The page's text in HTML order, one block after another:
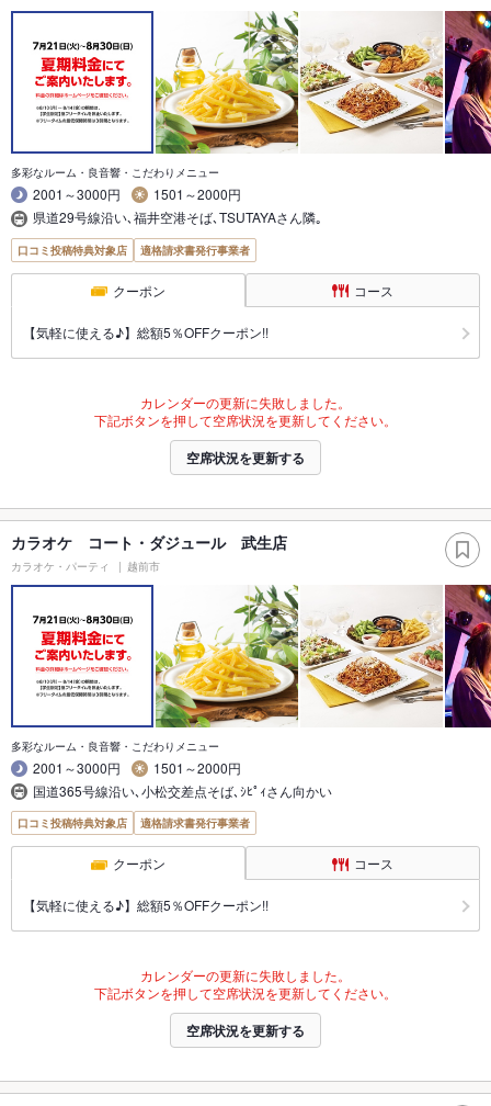
多彩なルーム・良音響・こだわりメニュー
2001～3000円
1501～2000円
県道29号線沿い､福井空港そば､TSUTAYAさん隣｡
口コミ投稿特典対象店 適格請求書発行事業者
クーポン コース
【気軽に使える♪】総額5％OFFクーポン!!
カレンダーの更新に失敗しました。
下記ボタンを押して空席状況を更新してください。
空席状況を更新する
カラオケ コート・ダジュール 武生店
カラオケ・パーティ 越前市
多彩なルーム・良音響・こだわりメニュー
2001～3000円
1501～2000円
国道365号線沿い､小松交差点そば､ｼﾋﾟｨさん向かい
口コミ投稿特典対象店 適格請求書発行事業者
クーポン コース
【気軽に使える♪】総額5％OFFクーポン!!
カレンダーの更新に失敗しました。
下記ボタンを押して空席状況を更新してください。
空席状況を更新する